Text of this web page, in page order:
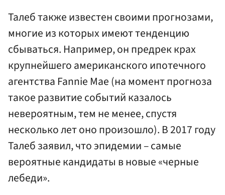
Талеб также известен своими прогнозами,
многие из которых имеют тенденцию
сбываться. Например, он предрек крах
крупнейшего американского ипотечного
агентства Fannie Mae (на момент прогноза
такое развитие событий казалось
невероятным, тем не менее, спустя
несколько лет оно произошло). В 2017 году
Талеб заявил, что эпидемии – самые
вероятные кандидаты в новые «черные
лебеди».